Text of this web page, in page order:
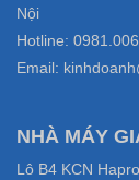
Nội
Hotline:
Email:
NHÀ MÁY
Lô B4 KCN